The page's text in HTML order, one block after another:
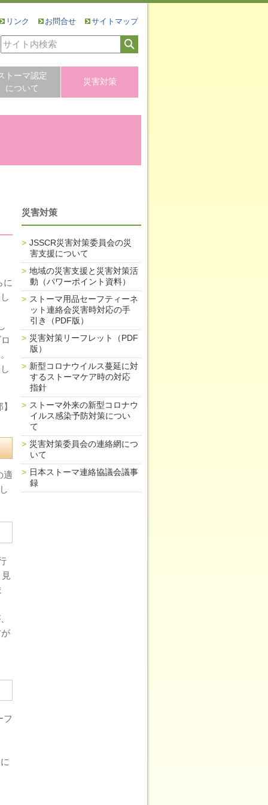
リンク お問合せ サイトマップ
トーマ認定
について
災害対策
に
適
フ
災害対策
JSSCR災害対策委員会の災
害支援について
地域の災害支援と災害対策活
動（パワーポイント資料）
ストーマ用品セーフティーネ
ット連絡会災害時対応の手
引き（PDF版）
災害対策リーフレット（PDF
版）
新型コロナウイルス蔓延に対
するストーマケア時の対応
指針
ストーマ外来の新型コロナウ
イルス感染予防対策につい
て
災害対策委員会の連絡網につ
いて
日本ストーマ連絡協議会議事
録